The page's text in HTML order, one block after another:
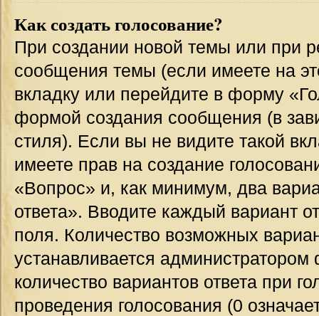
Как создать голосование?
При создании новой темы или при
сообщения темы (если имеете на
вкладку или перейдите в форму
формой создания сообщения (в
стиля). Если вы не видите такой
имеете прав на создание
«Вопрос» и, как минимум, два
ответа». Вводите каждый вариант
поля. Количество возможных
устанавливается
количество вариантов ответа при
проведения голосования (0